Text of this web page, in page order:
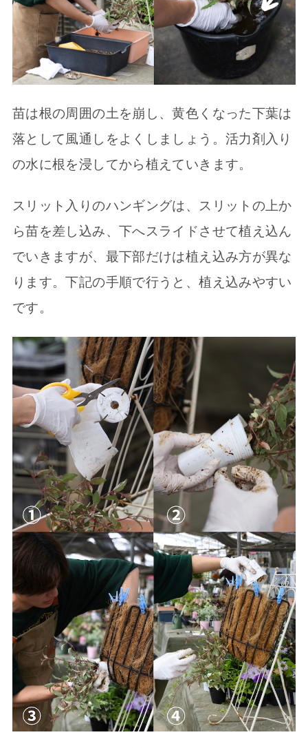
苗は根の周囲の土を崩し、黄色くなった下葉は
落として風通しをよくしましょう。活力剤入り
の水に根を浸してから植えていきます。
スリット入りのハンギングは、スリットの上か
ら苗を差し込み、下へスライドさせて植え込ん
でいきますが、最下部だけは植え込み方が異な
ります。下記の手順で行うと、植え込みやすい
です。